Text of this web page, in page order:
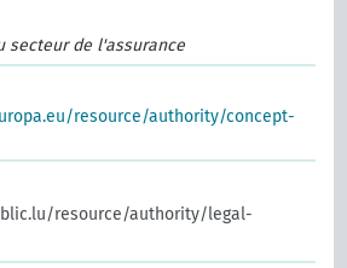
secteur de l'assurance
resource/authority/concept-
resource/authority/legal-